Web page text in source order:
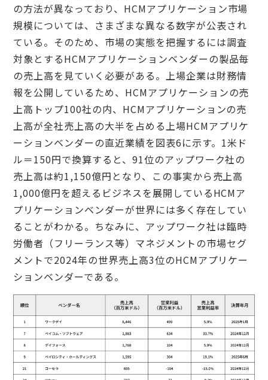
の方法が異なっており、HCMアプリケーション市場
規模については、さまざまな異なる数字が公表され
ている。そのため、市場の実態を把握するには調査
対象とするHCMアプリケーションベンダーの製品毎
の売上高を見ていく必要がある。上場企業は財務情
報を公開しているため、HCMアプリケーションの売
上高トップ100社の内、HCMアプリケーションの売
上高が全社売上高の大半を占める上場HCMアプリケ
ーションベンダーの直近業績を図表6に示す。1米ド
ル＝150円で換算すると、91位のアップワーク社の
売上高は約1,150億円となり、この事実から売上高
1,000億円を超えるビジネスを展開しているHCMア
プリケーションベンダーが世界には多く存在してい
ることがわかる。ちなみに、アップワーク社は臨時
労働者（フリーランス等）マネジメントの市場セグ
メントで2024年の世界売上高3位のHCMアプリケー
ションベンダーである。